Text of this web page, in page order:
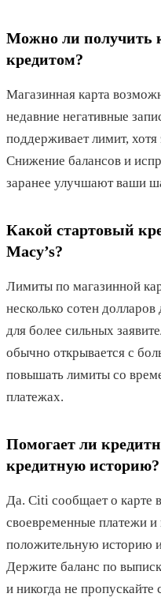
Можно ли получить
кредитом?
Магазинная карта
недавние негативные
поддерживает лимит,
Снижение балансов и
заранее улучшают ваши
Какой стартовый
Macy’s?
Лимиты по магазинной
несколько сотен
для более сильных
обычно открывается с
повышать лимиты со
платежах.
Помогает ли
кредитную историю?
Да. Citi сообщает о карте
своевременные платежи и
положительную историю
Держите баланс по
и никогда не пропускайте